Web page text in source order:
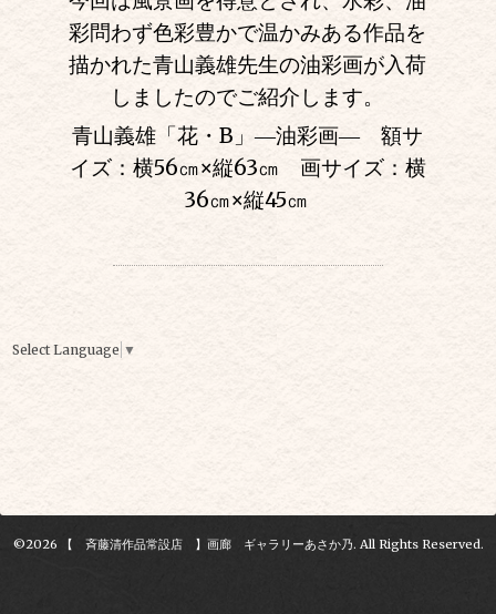
彩問わず色彩豊かで温かみある作品を
描かれた青山義雄先生の油彩画が入荷
しましたのでご紹介します。
青山義雄「花・B」―油彩画― 額サ
イズ：横56㎝×縦63㎝ 画サイズ：横
36㎝×縦45㎝
Select Language ▼
©2026 【 斉藤清作品常設店 】画廊 ギャラリーあさか乃. All Rights Reserved.